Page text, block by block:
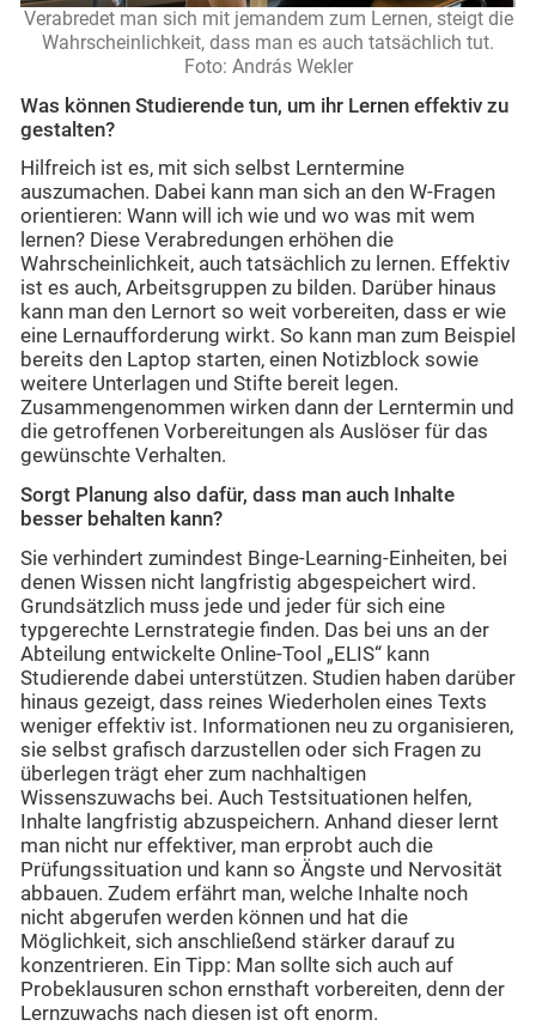
Verabredet man sich mit jemandem zum Lernen, steigt die
Wahrscheinlichkeit, dass man es auch tatsächlich tut.
Foto: András Wekler
Was können Studierende tun, um ihr Lernen effektiv zu
gestalten?
Hilfreich ist es, mit sich selbst Lerntermine
auszumachen. Dabei kann man sich an den W-Fragen
orientieren: Wann will ich wie und wo was mit wem
lernen? Diese Verabredungen erhöhen die
Wahrscheinlichkeit, auch tatsächlich zu lernen. Effektiv
ist es auch, Arbeitsgruppen zu bilden. Darüber hinaus
kann man den Lernort so weit vorbereiten, dass er wie
eine Lernaufforderung wirkt. So kann man zum Beispiel
bereits den Laptop starten, einen Notizblock sowie
weitere Unterlagen und Stifte bereit legen.
Zusammengenommen wirken dann der Lerntermin und
die getroffenen Vorbereitungen als Auslöser für das
gewünschte Verhalten.
Sorgt Planung also dafür, dass man auch Inhalte
besser behalten kann?
Sie verhindert zumindest Binge-Learning-Einheiten, bei
denen Wissen nicht langfristig abgespeichert wird.
Grundsätzlich muss jede und jeder für sich eine
typgerechte Lernstrategie finden. Das bei uns an der
Abteilung entwickelte Online-Tool „ELIS“ kann
Studierende dabei unterstützen. Studien haben darüber
hinaus gezeigt, dass reines Wiederholen eines Texts
weniger effektiv ist. Informationen neu zu organisieren,
sie selbst grafisch darzustellen oder sich Fragen zu
überlegen trägt eher zum nachhaltigen
Wissenszuwachs bei. Auch Testsituationen helfen,
Inhalte langfristig abzuspeichern. Anhand dieser lernt
man nicht nur effektiver, man erprobt auch die
Prüfungssituation und kann so Ängste und Nervosität
abbauen. Zudem erfährt man, welche Inhalte noch
nicht abgerufen werden können und hat die
Möglichkeit, sich anschließend stärker darauf zu
konzentrieren. Ein Tipp: Man sollte sich auch auf
Probeklausuren schon ernsthaft vorbereiten, denn der
Lernzuwachs nach diesen ist oft enorm.